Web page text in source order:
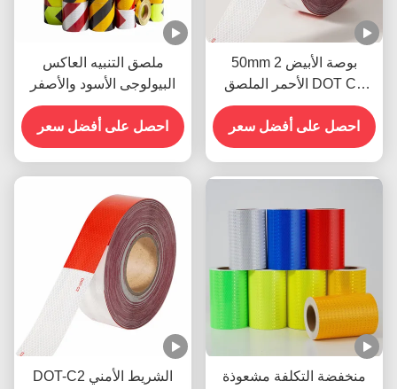
ملصق التنبيه العاكس
البيولوجى الأسود والأصفر
احصل على أفضل سعر
50mm 2 بوصة الأبيض
الأحمر الملصق DOT C2
الشريط الآمن العاكس
الملصقات على شاحنة
للسيارات
احصل على أفضل سعر
DOT-C2 الشريط الأمني
منخفضة التكلفة مشعوذة